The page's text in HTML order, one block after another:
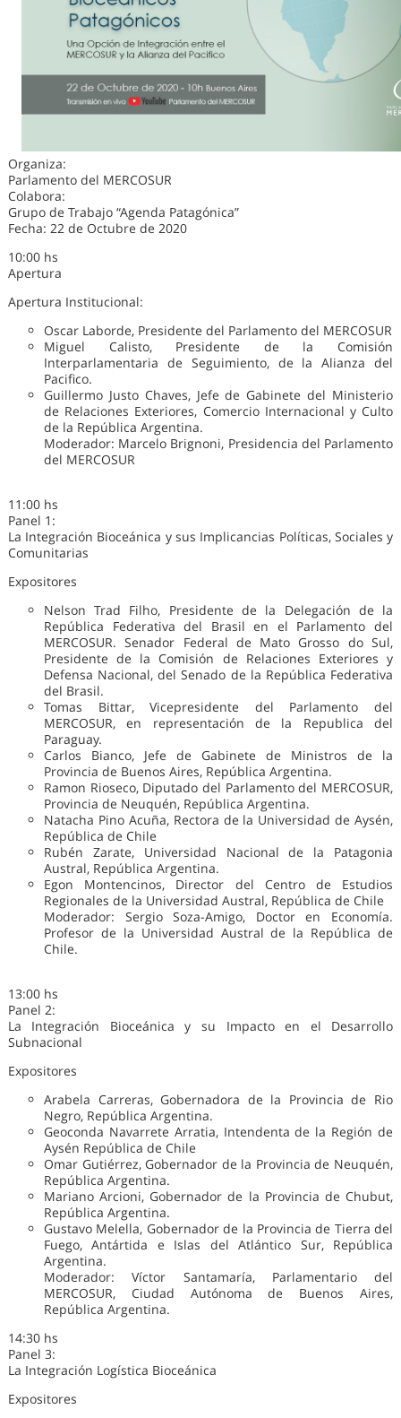
Organiza:
Parlamento del MERCOSUR
Colabora:
Grupo de Trabajo “Agenda Patagónica”
Fecha: 22 de Octubre de 2020
10:00 hs
Apertura
Apertura Institucional:
Oscar Laborde, Presidente del Parlamento del MERCOSUR
Miguel Calisto, Presidente de la Comisión
Interparlamentaria de Seguimiento, de la Alianza del
Pacifico.
Guillermo Justo Chaves, Jefe de Gabinete del Ministerio
de Relaciones Exteriores, Comercio Internacional y Culto
de la República Argentina.
Moderador: Marcelo Brignoni, Presidencia del Parlamento
del MERCOSUR
11:00 hs
Panel 1:
La Integración Bioceánica y sus Implicancias Políticas, Sociales y
Comunitarias
Expositores
Nelson Trad Filho, Presidente de la Delegación de la
República Federativa del Brasil en el Parlamento del
MERCOSUR. Senador Federal de Mato Grosso do Sul,
Presidente de la Comisión de Relaciones Exteriores y
Defensa Nacional, del Senado de la República Federativa
del Brasil.
Tomas Bittar, Vicepresidente del Parlamento del
MERCOSUR, en representación de la Republica del
Paraguay.
Carlos Bianco, Jefe de Gabinete de Ministros de la
Provincia de Buenos Aires, República Argentina.
Ramon Rioseco, Diputado del Parlamento del MERCOSUR,
Provincia de Neuquén, República Argentina.
Natacha Pino Acuña, Rectora de la Universidad de Aysén,
República de Chile
Rubén Zarate, Universidad Nacional de la Patagonia
Austral, República Argentina.
Egon Montencinos, Director del Centro de Estudios
Regionales de la Universidad Austral, República de Chile
Moderador: Sergio Soza-Amigo, Doctor en Economía.
Profesor de la Universidad Austral de la República de
Chile.
13:00 hs
Panel 2:
La Integración Bioceánica y su Impacto en el Desarrollo
Subnacional
Expositores
Arabela Carreras, Gobernadora de la Provincia de Rio
Negro, República Argentina.
Geoconda Navarrete Arratia, Intendenta de la Región de
Aysén República de Chile
Omar Gutiérrez, Gobernador de la Provincia de Neuquén,
República Argentina.
Mariano Arcioni, Gobernador de la Provincia de Chubut,
República Argentina.
Gustavo Melella, Gobernador de la Provincia de Tierra del
Fuego, Antártida e Islas del Atlántico Sur, República
Argentina.
Moderador: Víctor Santamaría, Parlamentario del
MERCOSUR, Ciudad Autónoma de Buenos Aires,
República Argentina.
14:30 hs
Panel 3:
La Integración Logística Bioceánica
Expositores